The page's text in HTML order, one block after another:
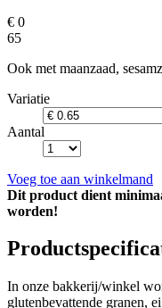
€ 0
65
Ook met maanzaad,
Variatie
Aantal
Voeg toe aan winkelmand
Dit product dient
worden!
In onze bakkerij/winkel
glutenbevattende granen,